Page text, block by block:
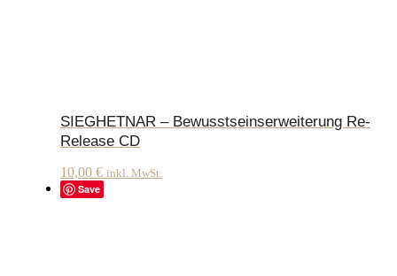
SIEGHETNAR – Bewusstseinserweiterung Re-
Release CD
10,00 € inkl. MwSt.
Save